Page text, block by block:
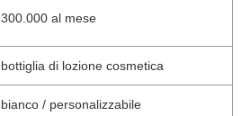
300.000 al mese
bottiglia di lozione cosmetica
bianco / personalizzabile